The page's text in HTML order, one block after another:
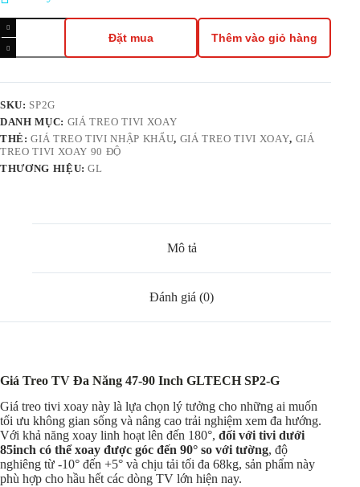
Giá
Treo
TV
90Inch
GLTECH
SP2-
G
Xoay
Đặt mua Thêm vào giỏ hàng
SKU: SP2G
DANH MỤC: GIÁ TREO TIVI XOAY
THẺ:GIÁ TREO TIVI NHẬP KHẨU, GIÁ TREO TIVI XOAY, GIÁ
TREO TIVI XOAY 90 ĐỘ
THƯƠNG HIỆU:GL
Mô tả
Đánh giá (0)
Giá Treo TV Đa Năng 47-90 Inch GLTECH SP2-G
Giá treo tivi xoay này là lựa chọn lý tưởng cho những ai muốn
tối ưu không gian sống và nâng cao trải nghiệm xem đa hướng.
Với khả năng xoay linh hoạt lên đến 180°, đối với tivi dưới
85inch có thể xoay được góc đến 90° so với tường, độ
nghiêng từ -10° đến +5° và chịu tải tối đa 68kg, sản phẩm này
phù hợp cho hầu hết các dòng TV lớn hiện nay.